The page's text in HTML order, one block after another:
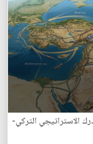
الاستراتيجي التركي-